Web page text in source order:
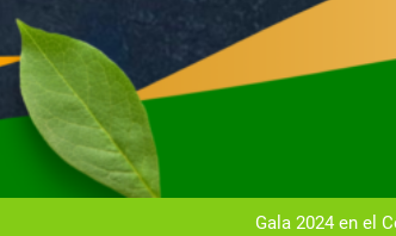
Gala 2024 en el